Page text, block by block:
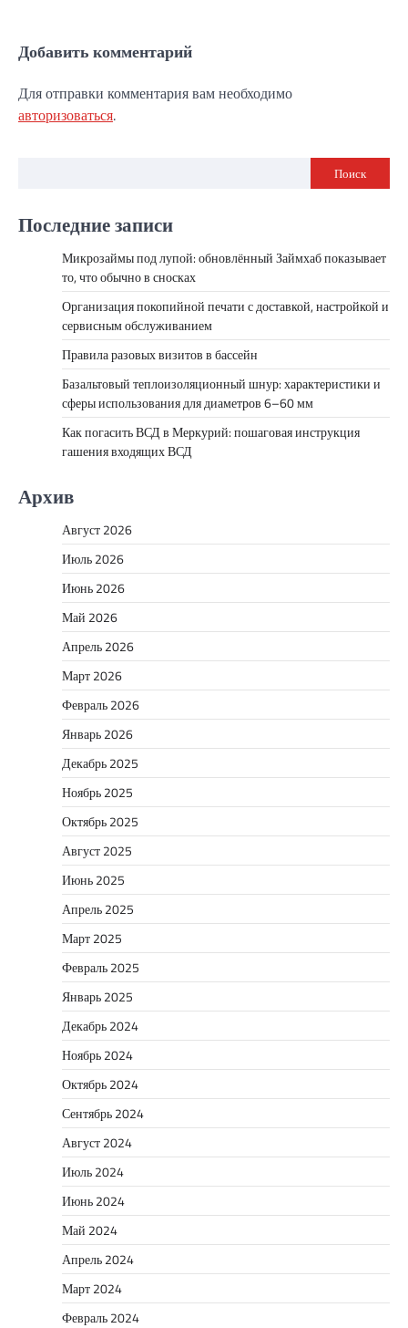
Добавить комментарий
Для отправки комментария вам необходимо
авторизоваться.
Поиск
Последние записи
Микрозаймы под лупой: обновлённый Займхаб показывает
то, что обычно в сносках
Организация покопийной печати с доставкой, настройкой и
сервисным обслуживанием
Правила разовых визитов в бассейн
Базальтовый теплоизоляционный шнур: характеристики и
сферы использования для диаметров 6–60 мм
Как погасить ВСД в Меркурий: пошаговая инструкция
гашения входящих ВСД
Архив
Август 2026
Июль 2026
Июнь 2026
Май 2026
Апрель 2026
Март 2026
Февраль 2026
Январь 2026
Декабрь 2025
Ноябрь 2025
Октябрь 2025
Август 2025
Июнь 2025
Апрель 2025
Март 2025
Февраль 2025
Январь 2025
Декабрь 2024
Ноябрь 2024
Октябрь 2024
Сентябрь 2024
Август 2024
Июль 2024
Июнь 2024
Май 2024
Апрель 2024
Март 2024
Февраль 2024